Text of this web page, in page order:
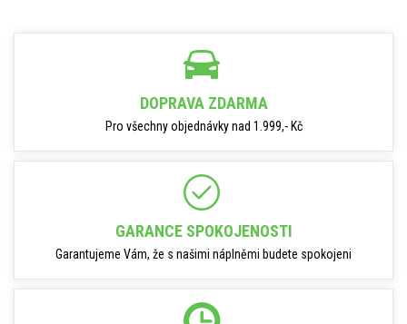
DOPRAVA ZDARMA
Pro všechny objednávky nad 1.999,- Kč
GARANCE SPOKOJENOSTI
Garantujeme Vám, že s našimi náplněmi budete spokojeni